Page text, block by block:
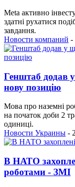
Meta активно
здатні рухатися
завдання.
Новости компаний -
Генштаб додав
нову позицію
Мова про наземні
на початок доби 2
одиниці.
Новости Украины -
В НАТО
роботами - ЗМІ